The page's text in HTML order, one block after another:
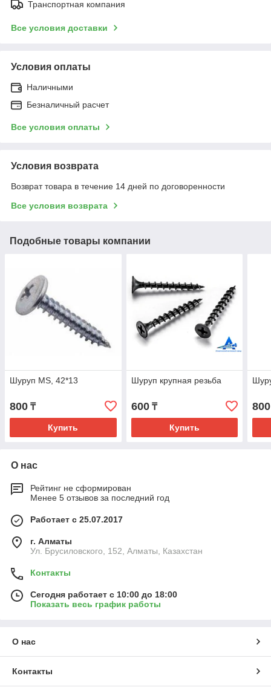
Транспортная компания
Все условия доставки
Условия оплаты
Наличными
Безналичный расчет
Все условия оплаты
Условия возврата
Возврат товара в течение 14 дней по договоренности
Все условия возврата
Подобные товары компании
Шуруп MS, 42*13
800 ₸
Купить
Шуруп крупная резьба
600₸
Купить
800
О нас
Рейтинг не сформирован
Менее 5 отзывов за последний год
Работает с 25.07.2017
г. Алматы
Ул. Брусиловского, 152, Алматы, Казахстан
Контакты
Сегодня работает с 10:00 до 18:00
Показать весь график работы
О нас
Контакты